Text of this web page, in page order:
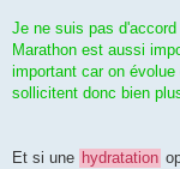
Je ne suis pas
Marathon est aussi
important car on
sollicitent donc bien
Et si une hydratation